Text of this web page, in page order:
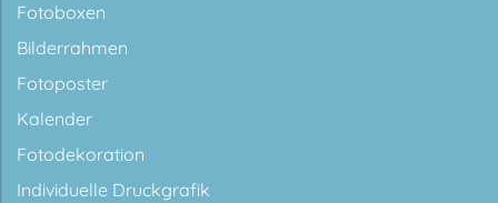
Fotoboxen
Bilderrahmen
Fotoposter
Kalender
Fotodekoration
Individuelle Druckgrafik